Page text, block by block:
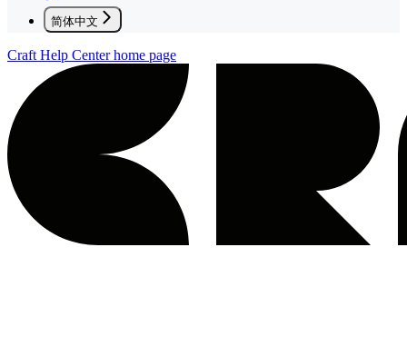
简体中文
Craft Help Centerhome page